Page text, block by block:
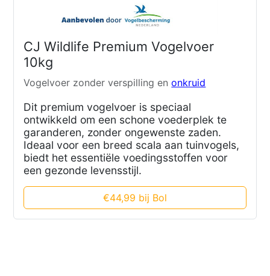
CJ Wildlife Premium Vogelvoer
10kg
Vogelvoer zonder verspilling enonkruid
Dit premium vogelvoer is speciaal
ontwikkeld om een schone voederplek te
garanderen, zonder ongewenste zaden.
Ideaal voor een breed scala aan tuinvogels,
biedt het essentiële voedingsstoffen voor
een gezonde levensstijl.
€44,99 bij Bol